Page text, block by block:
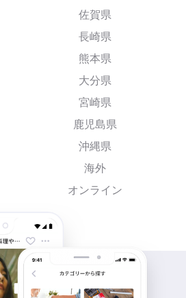
佐賀県
長崎県
熊本県
大分県
宮崎県
鹿児島県
沖縄県
海外
オンライン